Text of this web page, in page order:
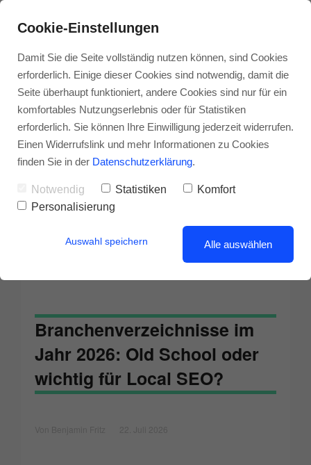
Branchenverzeichnisse im
Jahr 2026: Old School oder
wichtig für Local SEO?
Cookie-Einstellungen
Damit Sie die Seite vollständig nutzen können, sind Cookies
erforderlich. Einige dieser Cookies sind notwendig, damit die
Seite überhaupt funktioniert, andere Cookies sind nur für ein
komfortables Nutzungserlebnis oder für Statistiken
erforderlich. Sie können Ihre Einwilligung jederzeit widerrufen.
Einen Widerrufslink und mehr Informationen zu Cookies
finden Sie in der Datenschutzerklärung.
Notwendig Statistiken
Komfort
Personalisierung
Auswahl speichern Alle auswählen